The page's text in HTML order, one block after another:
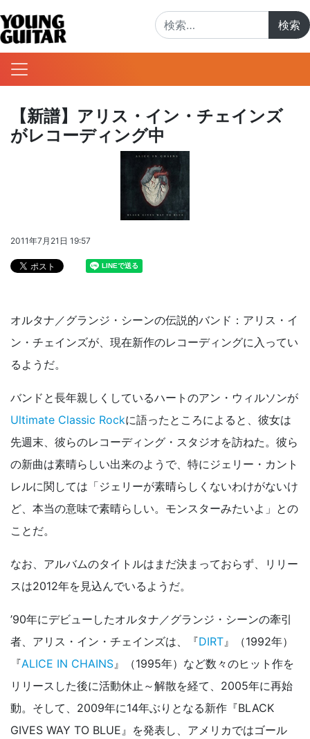
【新譜】アリス・イン・チェインズ
がレコーディング中
2011年7月21日 19:57
オルタナ／グランジ・シーンの伝説的バンド：アリス・イ
ン・チェインズが、現在新作のレコーディングに入ってい
るようだ。
バンドと長年親しくしているハートのアン・ウィルソンが
Ultimate Classic Rockに語ったところによると、彼女は
先週末、彼らのレコーディング・スタジオを訪ねた。彼ら
の新曲は素晴らしい出来のようで、特にジェリー・カント
レルに関しては「ジェリーが素晴らしくないわけがないけ
ど、本当の意味で素晴らしい。モンスターみたいよ」との
ことだ。
なお、アルバムのタイトルはまだ決まっておらず、リリー
スは2012年を見込んでいるようだ。
’90年にデビューしたオルタナ／グランジ・シーンの牽引
者、アリス・イン・チェインズは、『DIRT』（1992年）
『ALICE IN CHAINS』（1995年）など数々のヒット作を
リリースした後に活動休止～解散を経て、2005年に再始
動。そして、2009年に14年ぶりとなる新作『BLACK
GIVES WAY TO BLUE』を発表し、アメリカではゴール